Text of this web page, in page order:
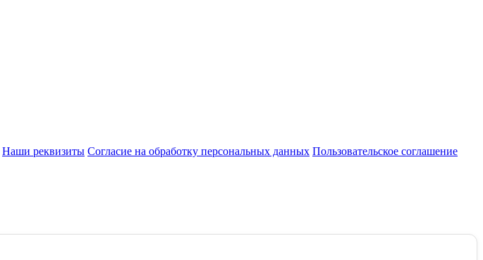
Наши реквизиты Согласие на обработку персональных данных Пользовательское соглашение